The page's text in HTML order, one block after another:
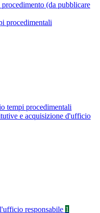
(da pubblicare
procedimentali
tempi procedimentali
e acquisizione d'ufficio
responsabile 1